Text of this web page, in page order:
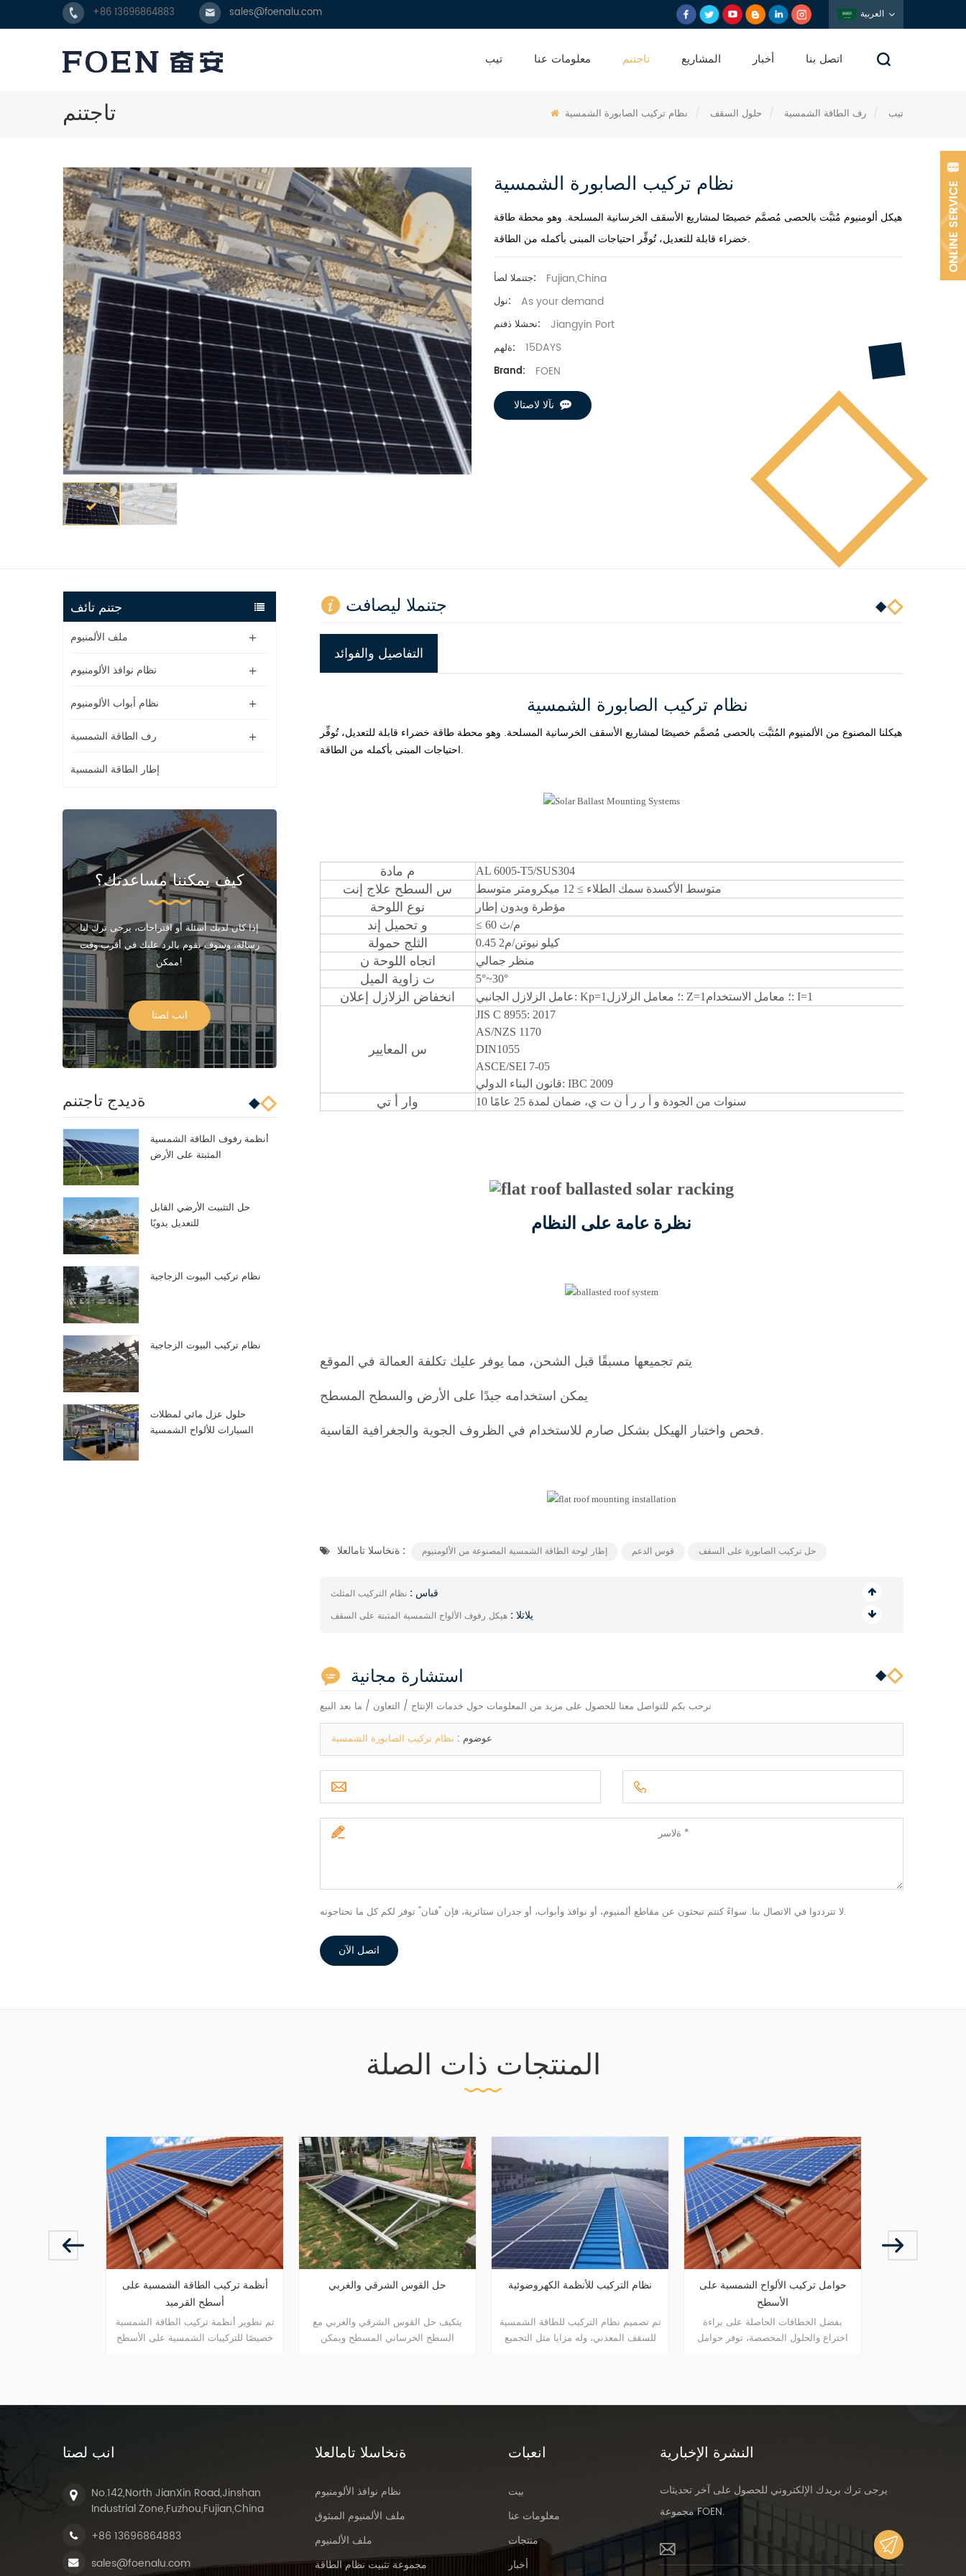
+86 13696864883 sales@foenalu.com العربية
تيب معلومات عنا تاجتنم المشاريع أخبار اتصل بنا
تاجتنم تيب / رف الطاقة الشمسية / حلول السقف / نظام تركيب الصابورة الشمسية
نظام تركيب الصابورة الشمسية
هيكل ألومنيوم مُثبَّت بالحصى مُصمَّم خصيصًا لمشاريع الأسقف الخرسانية المسلحة. وهو محطة طاقة
جتنملا لصأ: Fujian,China
نول: As your demand
نحشلا ذفنم: Jiangyin Port
ةلهم: 15DAYS
Brand: FOEN
نآلا لاصتالا
جتنم تائف
ملف الألمنيوم
نظام نوافذ الألومنيوم
نظام أبواب الألومنيوم
رف الطاقة الشمسية
إطار الطاقة الشمسية
كيف يمكننا مساعدتك؟
إذا كان لديك أسئلة أو اقتراحات، يرجى ترك لنا
رسالة، وسوف نقوم بالرد عليك في أقرب وقت
ممكن!
انب لصتا
ةديدج تاجتنم
أنظمة رفوف الطاقة الشمسية
المثبتة على الأرض
حل التثبيت الأرضي القابل
للتعديل يدويًا
نظام تركيب البيوت الزجاجية
نظام تركيب البيوت الزجاجية
حلول عزل مائي لمظلات
السيارات للألواح الشمسية
جتنملا ليصافت
التفاصيل والفوائد
نظام تركيب الصابورة الشمسية
هيكلنا المصنوع من الألمنيوم المُثبَّت بالحصى مُصمَّم خصيصًا لمشاريع الأسقف الخرسانية المسلحة. وهو محطة طاقة خضراء قابلة للتعديل، تُوفِّر
م مادة AL 6005-T5/SUS304
س السطح علاج إنت متوسط الأكسدة سمك الطلاء ≥ 12 ميكرومتر متوسط
نوع اللوحة مؤطرة وبدون إطار
و تحميل إند ≤ 60 م/ث
الثلج حمولة 0.45 كيلو نيوتن/م2
اتجاه اللوحة ن منظر جمالي
ت زاوية الميل 5°~30°
انخفاض الزلازل إعلان عامل الزلازل الجانبي: Kp=1؛ معامل الزلازل: Z=1؛ معامل الاستخدام: I=1
س المعايير
JIS C 8955: 2017
AS/NZS 1170
DIN1055
ASCE/SEI 7-05
قانون البناء الدولي: IBC 2009
وار أ تي 10 سنوات من الجودة و ر ر ن ت ي، ضمان لمدة 25 عامًا
نظرة عامة على النظام
يتم تجميعها مسبقًا قبل الشحن، مما يوفر عليك تكلفة العمالة في الموقع
يمكن استخدامه جيدًا على الأرض والسطح المسطح
فحص واختبار الهيكل بشكل صارم للاستخدام في الظروف الجوية والجغرافية القاسية.
ةنخاسلا تامالعلا : إطار لوحة الطاقة الشمسية المصنوعة من الألومنيوم قوس الدعم حل تركيب الصابورة على السقف
قباس :نظام التركيب المثلث
يلاتلا :هيكل رفوف الألواح الشمسية المثبتة على السقف
استشارة مجانية
نرحب بكم للتواصل معنا للحصول على مزيد من المعلومات حول خدمات الإنتاج / التعاون / ما بعد البيع
عوضوم : نظام تركيب الصابورة الشمسية
لا تترددوا في الاتصال بنا. سواءً كنتم تبحثون عن مقاطع ألمنيوم، أو نوافذ وأبواب، أو جدران ستائرية، فإن "فنان" توفر لكم كل ما تحتاجونه.
اتصل الآن
المنتجات ذات الصلة
أنظمة تركيب الطاقة الشمسية على
أسطح القرميد
تم تطوير أنظمة تركيب الطاقة الشمسية
خصيصًا للتركيبات الشمسية على الأسطح
حل القوس الشرقي والغربي
يتكيف حل القوس الشرقي والغربي مع
السطح الخرساني المسطح ويمكن
نظام التركيب للأنظمة الكهروضوئية
تم تصميم نظام التركيب للطاقة الشمسية
للسقف المعدني، وله مزايا مثل التجميع
حوامل تركيب الألواح الشمسية على
بفضل الخطافات الحاصلة على براءة
اختراع والحلول المخصصة، توفر حوامل
حلاً أكثر اقتصادا من خلال التثبيت
انب لصتا
No.142,North JianXin Road,Jinshan
Industrial Zone,Fuzhou,Fujian,China
+86 13696864883
sales@foenalu.com
ةنخاسلا تامالعلا
نظام نوافذ الألومنيوم
ملف الألمنيوم المبثوق
ملف الألمنيوم
مجموعة تثبيت نظام الطاقة
انعبات
بيت
معلومات عنا
منتجات
أخبار
النشرة الإخبارية
يرجى ترك بريدك الإلكتروني للحصول على آخر تحديثات
مجموعة FOEN.